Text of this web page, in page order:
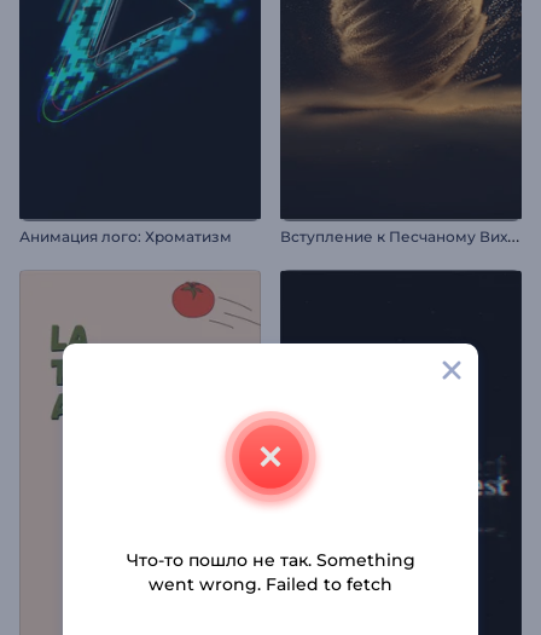
Анимация лого: Хроматизм В
ступление к Песчаному Вихрю
Что-то пошло не так. Something
went wrong. Failed to fetch